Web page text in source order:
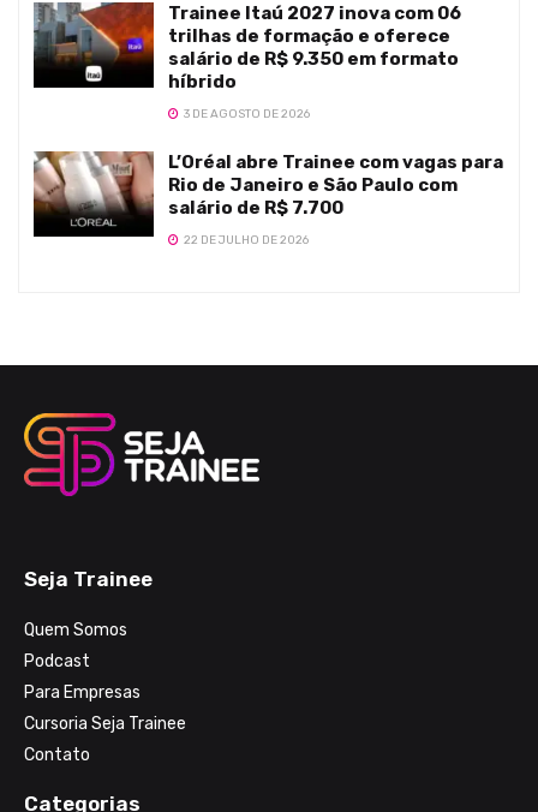
Trainee Itaú 2027 inova com 06
trilhas de formação e oferece
salário de R$ 9.350 em formato
híbrido
3 DE AGOSTO DE 2026
L’Oréal abre Trainee com vagas para
Rio de Janeiro e São Paulo com
salário de R$ 7.700
22 DE JULHO DE 2026
Seja Trainee
Quem Somos
Podcast
Para Empresas
Cursoria Seja Trainee
Contato
Categorias